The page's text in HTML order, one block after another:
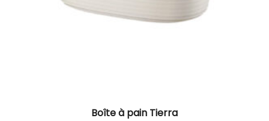
Boîte à pain Tierra